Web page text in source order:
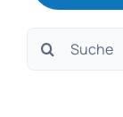
Suche